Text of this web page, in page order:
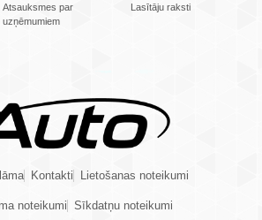
Atsauksmes par
uzņēmumiem
Lasītāju raksti
Kontakti Lietošanas noteikumi
noteikumi Sīkdatņu noteikumi